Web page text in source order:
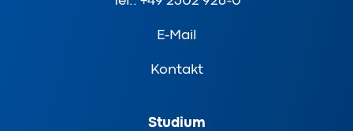
E-Mail
Kontakt
Studium